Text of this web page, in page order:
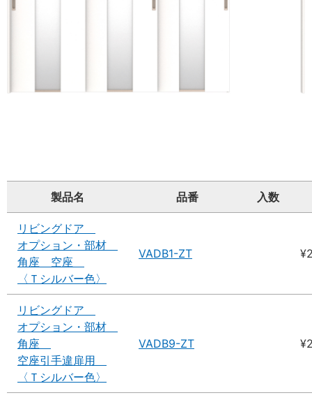
製品名 品番 入数
リビングドア
オプション・部材
角座 空座
〈Ｔシルバー色〉
VADB1-ZT
リビングドア
オプション・部材
角座
空座引手違扉用
〈Ｔシルバー色〉
VADB9-ZT